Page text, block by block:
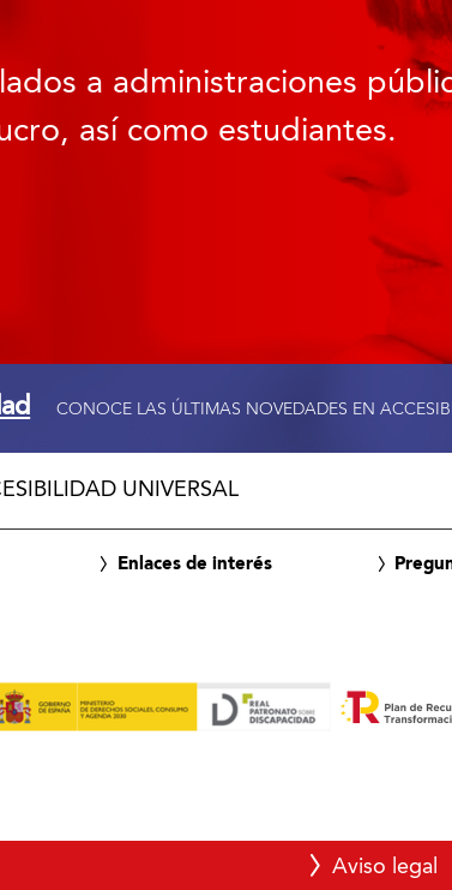
a administraciones
así como estudiantes.
CONOCE LAS ÚLTIMAS NOVEDADES EN
UNIVERSAL
Enlaces de interés
Aviso legal